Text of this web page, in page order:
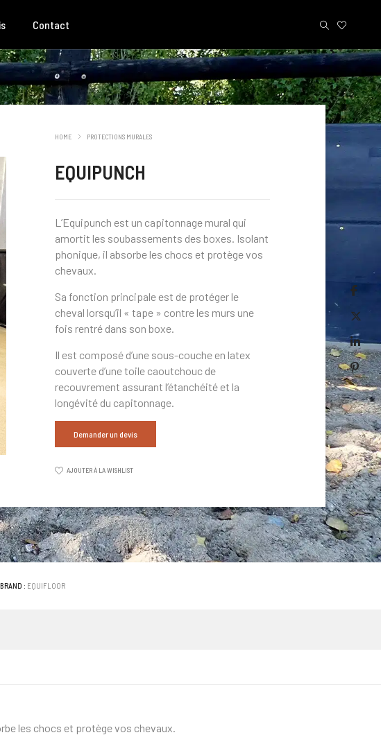
Contact
HOME PROTECTIONS MURALES
EQUIPUNCH
L’Equipunch est un capitonnage mural qui
amortit les soubassements des boxes. Isolant
phonique, il absorbe les chocs et protège vos
chevaux.
Sa fonction principale est de protéger le
cheval lorsqu’il « tape » contre les murs une
fois rentré dans son boxe.
Il est composé d’une sous-couche en latex
couverte d’une toile caoutchouc de
recouvrement assurant l’étanchéité et la
longévité du capitonnage.
Demander un devis
AJOUTER À LA WISHLIST
BRAND : EQUIFLOOR
les chocs et protège vos chevaux.